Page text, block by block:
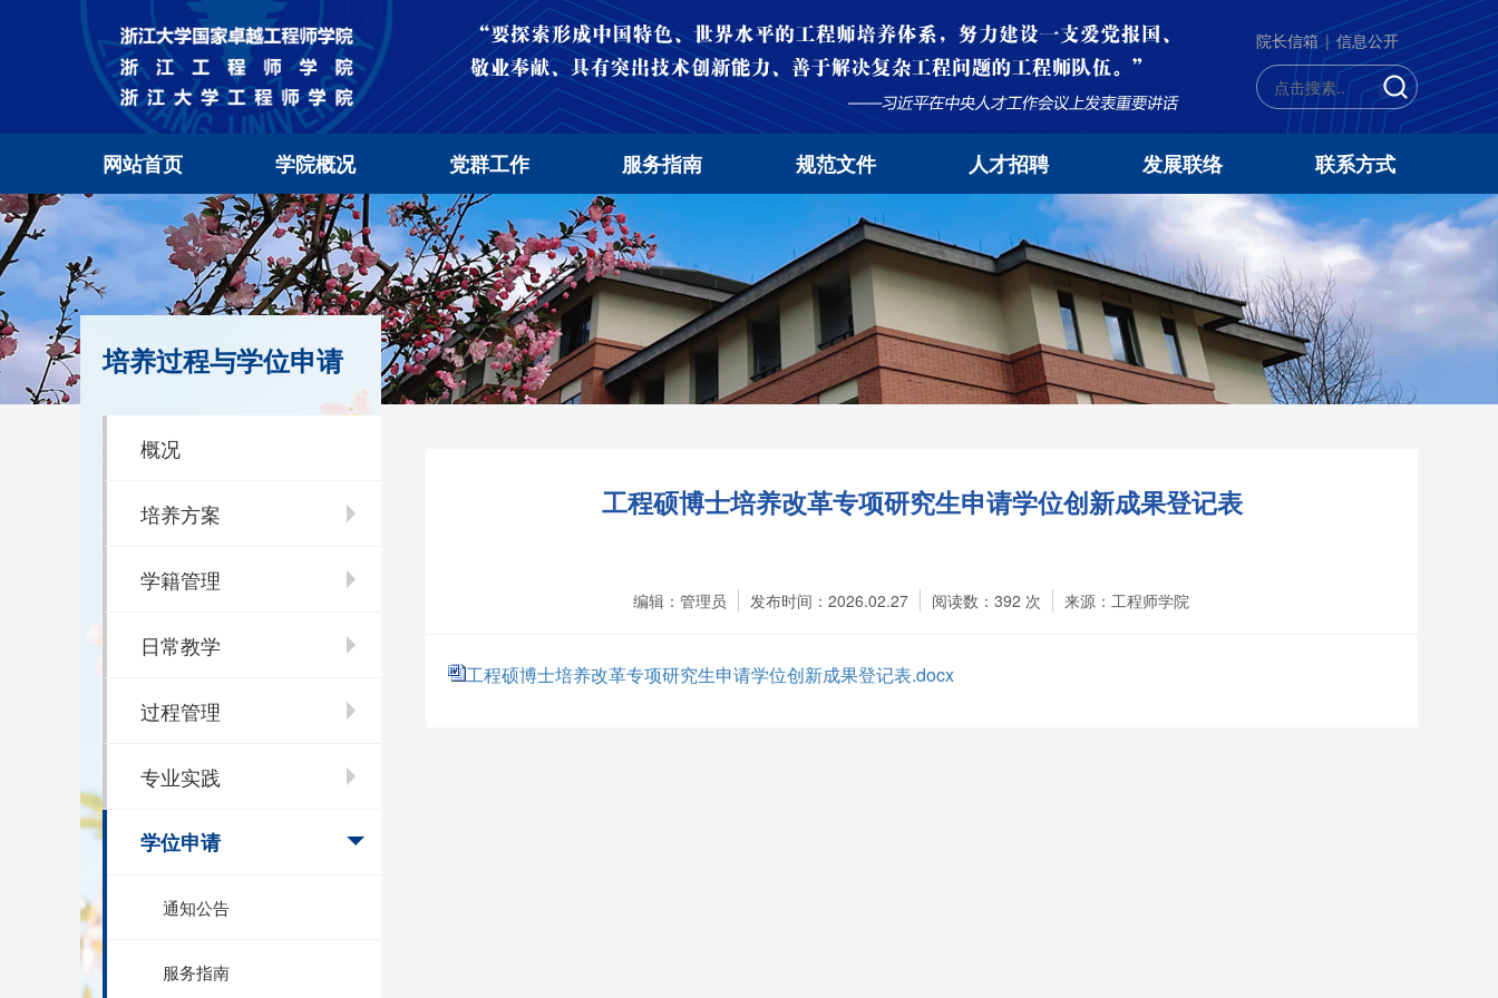
院长信箱|信息公开
网站首页 学院概况 党群工作 服务指南 规范文件 人才招聘 发展联络 联系方式
培养过程与学位申请
概况
培养方案
学籍管理
日常教学
过程管理
专业实践
学位申请
通知公告
服务指南
工程硕博士培养改革专项研究生申请学位创新成果登记表
编辑：管理员 发布时间：2026.02.27 阅读数： 392 次 来源：工程师学院
工程硕博士培养改革专项研究生申请学位创新成果登记表.docx